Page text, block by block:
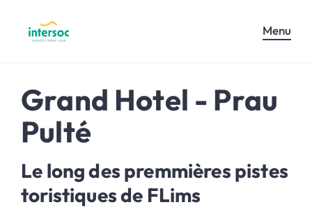
Menu
Grand Hotel - Prau
Pulté
Le long des premmières pistes
toristiques de FLims